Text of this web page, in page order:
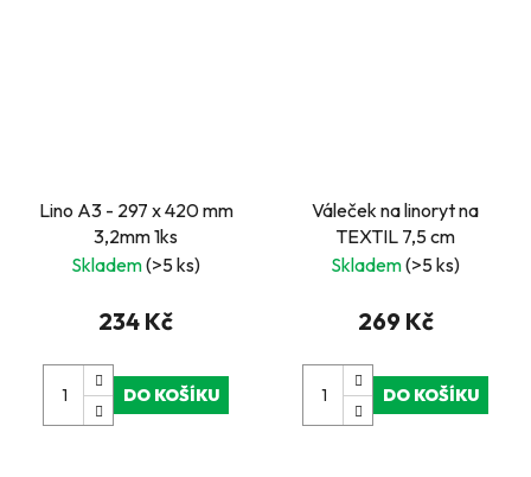
Lino A3 - 297 x 420 mm
3,2mm 1ks
Skladem(>5 ks)
234 Kč
DO KOŠÍKU
Váleček na linoryt na
TEXTIL 7,5 cm
Skladem(>5 ks)
269 Kč
DO KOŠÍKU